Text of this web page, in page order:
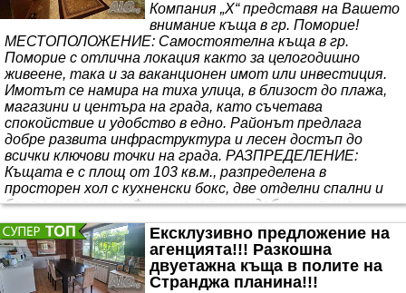
Компания „Х“ представя на Вашето
внимание къща в гр. Поморие!
МЕСТОПОЛОЖЕНИЕ: Самостоятелна къща в гр.
Поморие с отлична локация както за целогодишно
живеене, така и за ваканционен имот или инвестиция.
Имотът се намира на тиха улица, в близост до плажа,
магазини и центъра на града, като съчетава
спокойствие и удобство в едно. Районът предлага
добре развита инфраструктура и лесен достъп до
всички ключови точки на града. РАЗПРЕДЕЛЕНИЕ:
Къщата е с площ от 103 кв.м., разпределена в
просторен хол с кухненски бокс, две отделни спални и
баня с тоалетна. Функционално и удобно жилище,
което оси..
Ексклузивно предложение на
агенцията!!! Разкошна
двуетажна къща в полите на
Странджа планина!!!